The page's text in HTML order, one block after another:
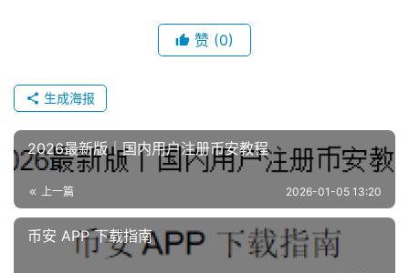
赞 (0)
生成海报
2026最新版｜国内用户注册币安教程
上一篇 2026-01-05 13:20
币安 APP 下载指南